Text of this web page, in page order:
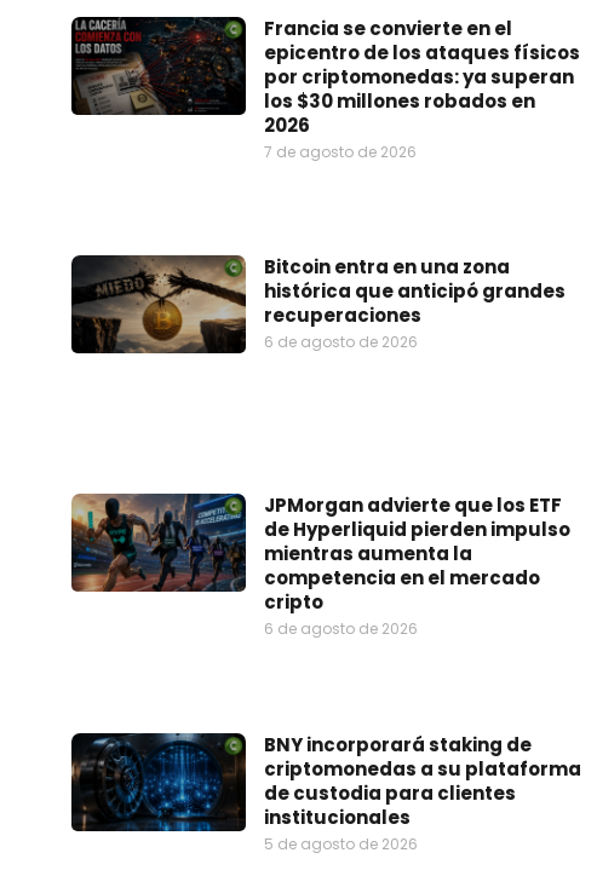
Francia se convierte en el
epicentro de los ataques físicos
por criptomonedas: ya superan
los $30 millones robados en
2026
7 de agosto de 2026
Bitcoin entra en una zona
histórica que anticipó grandes
recuperaciones
6 de agosto de 2026
JPMorgan advierte que los ETF
de Hyperliquid pierden impulso
mientras aumenta la
competencia en el mercado
cripto
6 de agosto de 2026
BNY incorporará staking de
criptomonedas a su plataforma
de custodia para clientes
institucionales
5 de agosto de 2026